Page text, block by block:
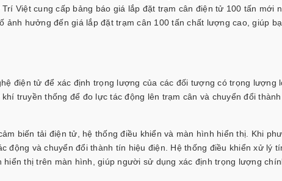
Trí Việtcung cấp bảng báo giá lắp đặt trạm cân điện tử 100 tấn mới
ảnh hưởng đến giá lắp đặt trạm cân 100 tấn chất lượng cao, giúp
điện tử để xác định trọng lượng của các đối tượng có trọng lượng
truyền thống để đo lực tác động lên trạm cân và chuyển đổi
biến tải điện tử, hệ thống điều khiển và màn hình hiển thị. Khi
động và chuyển đổi thành tín hiệu điện. Hệ thống điều khiển xử lý
thị trên màn hình, giúp người sử dụng xác định trọng lượng